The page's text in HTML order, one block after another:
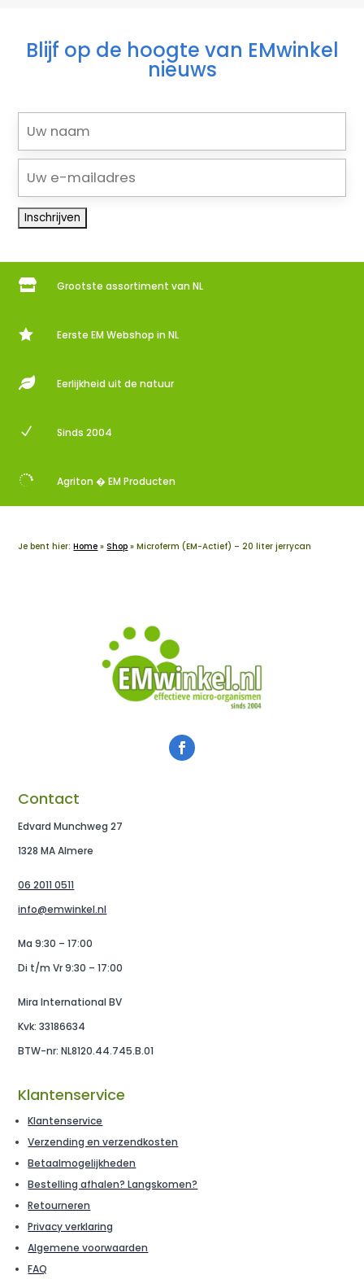
Blijf op de hoogte van EMwinkel
nieuws
 Grootste assortiment van NL
 Eerste EM Webshop in NL
 Eerlijkheid uit de natuur
N Sinds 2004
 Agriton � EM Producten
Je bent hier:Home » Shop »Microferm (EM-Actief) – 20 liter jerrycan
Contact
Edvard Munchweg 27
1328 MA Almere
06 2011 0511
info@emwinkel.nl
Ma 9:30 – 17:00
Di t/m Vr 9:30 – 17:00
Mira International BV
Kvk: 33186634
BTW-nr: NL8120.44.745.B.01
Klantenservice
Klantenservice
Verzending en verzendkosten
Betaalmogelijkheden
Bestelling afhalen? Langskomen?
Retourneren
Privacy verklaring
Algemene voorwaarden
FAQ